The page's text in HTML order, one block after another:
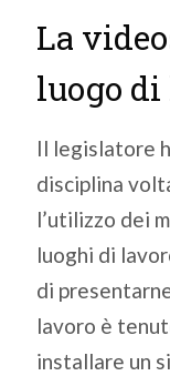
La
luogo
Il legislatore
disciplina
l’utilizzo dei
luoghi di
di
lavoro è
installare un